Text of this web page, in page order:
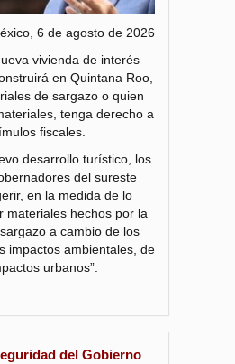
6 de agosto de 2026
vivienda de interés
en Quintana Roo,
de sargazo o quien
tenga derecho a
fiscales.
desarrollo turístico, los
del sureste
en la medida de lo
materiales hechos por la
a cambio de los
impactos ambientales, de
urbanos”.
del Gobierno